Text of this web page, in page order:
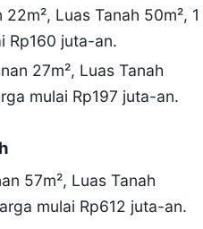
Luas Tanah 50m², 1
Rp160 juta-an.
27m², Luas Tanah
mulai Rp197 juta-an.
57m², Luas Tanah
mulai Rp612 juta-an.